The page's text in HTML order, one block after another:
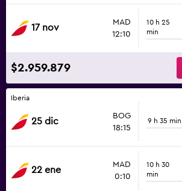
17 nov
MAD
12:10
10 h 25
min
$2.959.879
Iberia
25 dic
BOG
18:15
9 h 35 min
22 ene
MAD
0:10
10 h 30
min